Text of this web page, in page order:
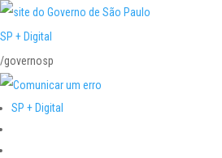
SP + Digital
/governosp
SP + Digital